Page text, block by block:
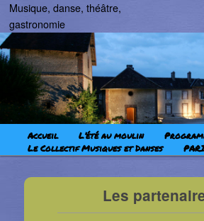
Musique, danse, théâtre,
gastronomie
Menu principalAller au contenu principal
Aller au contenu secondaire
Accueil L’été au moulin
Le Collectif Musiques et Danses
Les